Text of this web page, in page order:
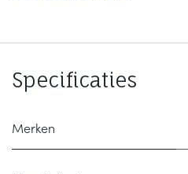
Specificaties
Merken